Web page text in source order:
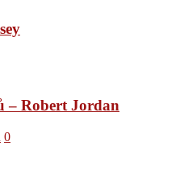
– Robert Jordan
0